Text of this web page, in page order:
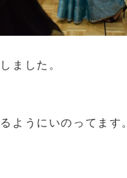
ました。
ようにいのってます。